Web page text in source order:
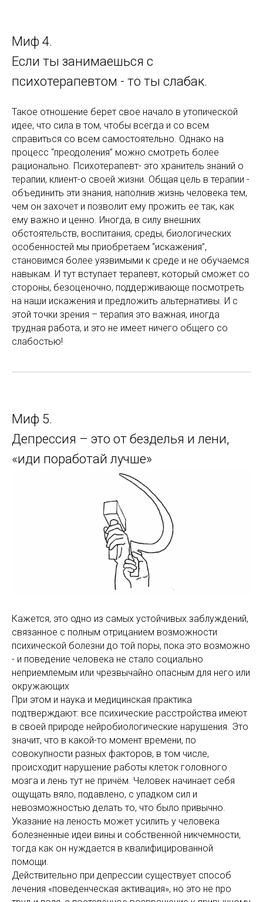
Миф 4.
Если ты занимаешься с
психотерапевтом - то ты слабак.
Такое отношение берет свое начало в утопической
идее, что сила в том, чтобы всегда и со всем
справиться со всем самостоятельно. Однако на
процесс “преодоления” можно смотреть более
рационально. Психотерапевт- это хранитель знаний о
терапии, клиент-о своей жизни. Общая цель в терапии -
объединить эти знания, наполнив жизнь человека тем,
чем он захочет и позволит ему прожить ее так, как
ему важно и ценно. Иногда, в силу внешних
обстоятельств, воспитания, среды, биологических
особенностей мы приобретаем “искажения”,
становимся более уязвимыми к среде и не обучаемся
навыкам. И тут вступает терапевт, который сможет со
стороны, безоценочно, поддерживающе посмотреть
на наши искажения и предложить альтернативы. И с
этой точки зрения – терапия это важная, иногда
трудная работа, и это не имеет ничего общего со
слабостью!
Миф 5.
Депрессия – это от безделья и лени,
«иди поработай лучше»
Кажется, это одно из самых устойчивых заблуждений,
связанное с полным отрицанием возможности
психической болезни до той поры, пока это возможно
- и поведение человека не стало социально
неприемлемым или чрезвычайно опасным для него или
окружающих
При этом и наука и медицинская практика
подтверждают: все психические расстройства имеют
в своей природе нейробиологические нарушения. Это
значит, что в какой-то момент времени, по
совокупности разных факторов, в том числе,
происходит нарушение работы клеток головного
мозга и лень тут не причём. Человек начинает себя
ощущать вяло, подавлено, с упадком сил и
невозможностью делать то, что было привычно.
Указание на леность может усилить у человека
болезненные идеи вины и собственной никчемности,
тогда как он нуждается в квалифицированной
помощи.
Действительно при депрессии существует способ
лечения «поведенческая активация», но это не про